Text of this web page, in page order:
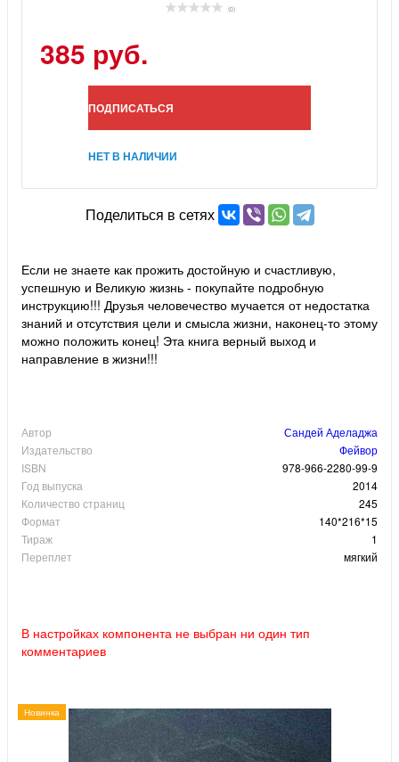
(0)
385 руб.
ПОДПИСАТЬСЯ
НЕТ В НАЛИЧИИ
Поделиться в сетях
Если не знаете как прожить достойную и счастливую,
успешную и Великую жизнь - покупайте подробную
инструкцию!!! Друзья человечество мучается от недостатка
знаний и отсутствия цели и смысла жизни, наконец-то этому
можно положить конец! Эта книга верный выход и
направление в жизни!!!
Автор
Сандей Аделаджа
Издательство
Фейвор
ISBN
978-966-2280-99-9
Год выпуска
2014
Количество страниц
245
Формат
140*216*15
Тираж
1
Переплет
мягкий
В настройках компонента не выбран ни один тип
комментариев
Новинка